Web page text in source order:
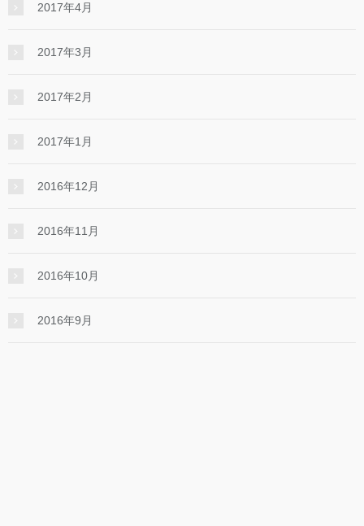
2017年4月
2017年3月
2017年2月
2017年1月
2016年12月
2016年11月
2016年10月
2016年9月